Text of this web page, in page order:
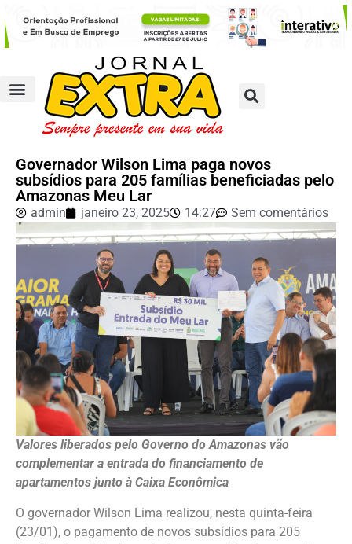
Governador Wilson Lima paga novos
subsídios para 205 famílias beneficiadas pelo
Amazonas Meu Lar
admin janeiro 23, 2025 14:27 Sem comentários
Valores liberados pelo Governo do Amazonas vão
complementar a entrada do financiamento de
apartamentos junto à Caixa Econômica
O governador Wilson Lima realizou, nesta quinta-feira
(23/01), o pagamento de novos subsídios para 205